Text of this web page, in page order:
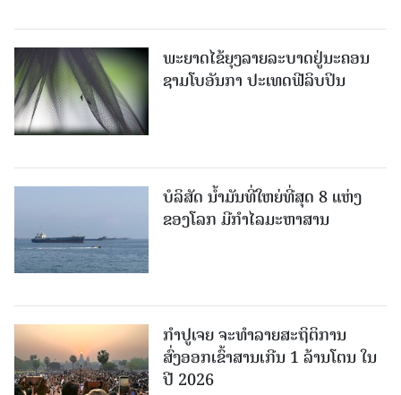
ພະຍາດໄຂ້ຍຸງລາຍລະບາດຢູ່ນະຄອນ
ຊາມໂບ​ອັນກາ ປະເທດຟີລິບປິນ
ບໍລິສັດ ນ້ຳມັນທີ່ໃຫຍ່ທີ່ສຸດ 8 ແຫ່ງ
ຂອງໂລກ ມີກຳໄລມະຫາສານ
ກຳປູເຈຍ ຈະທຳລາຍສະຖິຕິການ
ສົ່ງອອກເຂົ້າສານເກີນ 1 ລ້ານໂຕນ ໃນ
ປີ 2026